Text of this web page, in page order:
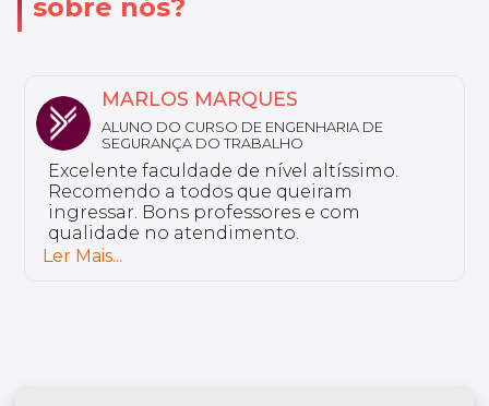
sobre nós?
DE ENGENHARIA DE
TRABALHO
de nível altíssimo.
que queiram
e com
ALUNA DO
em Saúde do Idoso
tenho nada a
excelente e tem